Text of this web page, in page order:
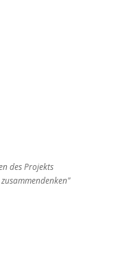
des Projekts